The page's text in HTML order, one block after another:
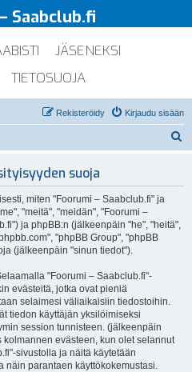
Saabclub.fi
JÄSENEKSI
TIETOSUOJA
Kirjaudu sisään
Rekisteröidy
suoja
miten "Foorumi – Saabclub.fi" ja
"meitä", "meidän", "Foorumi –
ja phpBB:n (jälkeenpäin "he", "heitä",
"phpBB Group", "phpBB
(jälkeenpäin "sinun tiedot").
"Foorumi – Saabclub.fi"-
evästeitä, jotka ovat pieniä
selaimesi väliaikaisiin tiedostoihin.
tiedon käyttäjän yksilöimiseksi
session tunnisteen. (jälkeenpäin
evästeen, kun olet selannut
sivustolla ja näitä käytetään
näin parantaen käyttökokemustasi.